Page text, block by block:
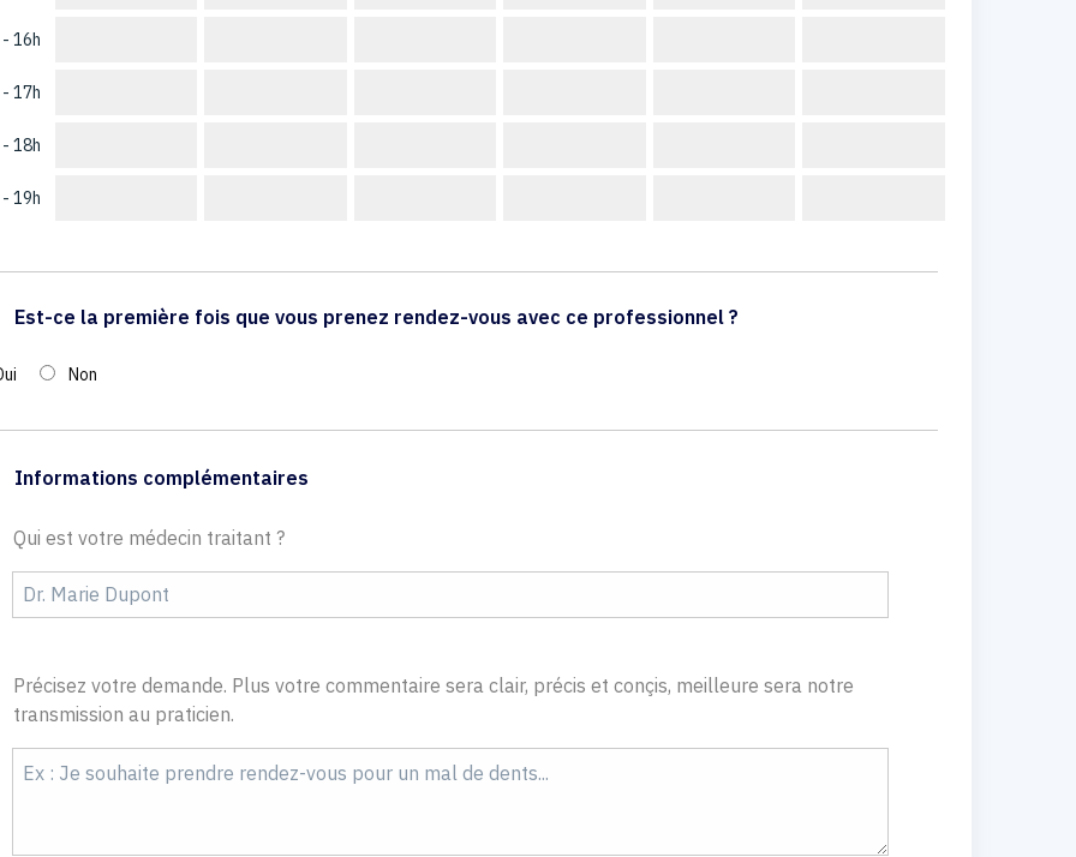
16h
17h
18h
19h
Est-ce la première fois que vous prenez rendez-vous avec ce professionnel ?
Non
Informations complémentaires
Qui est votre médecin traitant ?
Précisez votre demande. Plus votre commentaire sera clair, précis et conçis, meilleure sera notre
transmission au praticien.